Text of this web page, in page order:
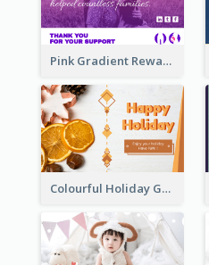
Pink Gradient Reward For Donation Card Design
Colourful Holiday Greeting Card In Orange Theme